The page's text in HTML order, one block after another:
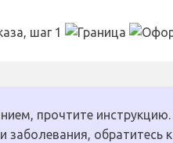
прочтите
заболевания, обратитесь